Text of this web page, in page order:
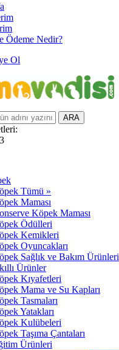
Ödeme Nedir?
Ol
Tümü »
Maması
Köpek Maması
Ödülleri
Kemikleri
Oyuncakları
Sağlık ve Bakım Ürünleri
Ürünler
Kıyafetleri
Mama ve Su Kapları
Tasmaları
Yatakları
Kulübeleri
Taşıma Çantaları
Ürünleri